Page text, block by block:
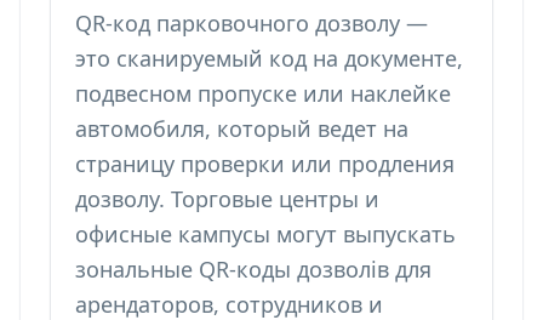
QR-код парковочного дозволу —
это сканируемый код на документе,
подвесном пропуске или наклейке
автомобиля, который ведет на
страницу проверки или продления
дозволу. Торговые центры и
офисные кампусы могут выпускать
зональные QR-коды дозволів для
арендаторов, сотрудников и